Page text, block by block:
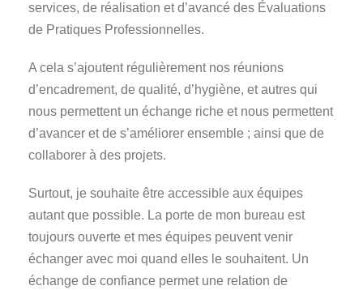
services, de réalisation et d’avancé des Évaluations
de Pratiques Professionnelles.
A cela s’ajoutent régulièrement nos réunions
d’encadrement, de qualité, d’hygiène, et autres qui
nous permettent un échange riche et nous permettent
d’avancer et de s’améliorer ensemble ; ainsi que de
collaborer à des projets.
Surtout, je souhaite être accessible aux équipes
autant que possible. La porte de mon bureau est
toujours ouverte et mes équipes peuvent venir
échanger avec moi quand elles le souhaitent. Un
échange de confiance permet une relation de